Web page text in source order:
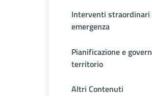
Interventi straordinari
emergenza
Pianificazione e
territorio
Altri Contenuti